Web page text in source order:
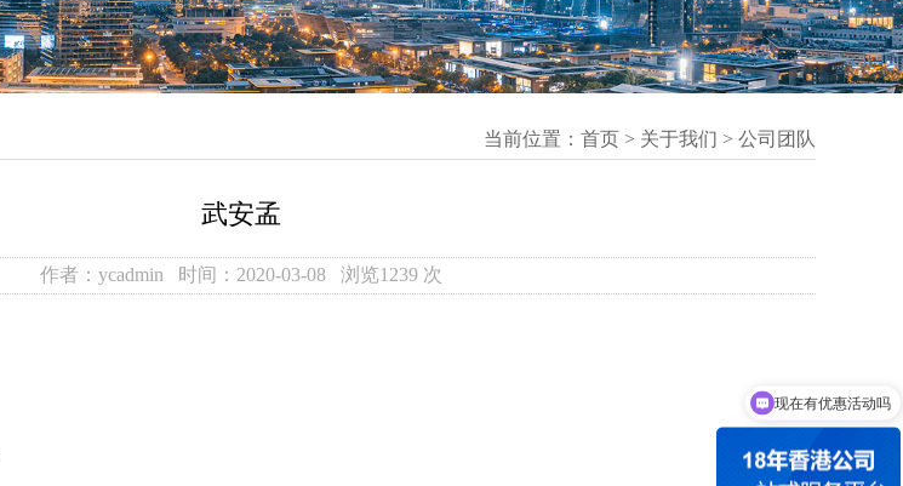
当前位置： 首页 > 关于我们 > 公司团队
武安孟
作者：ycadmin 时间：2020-03-08 浏览1239 次
现在有优惠活动吗